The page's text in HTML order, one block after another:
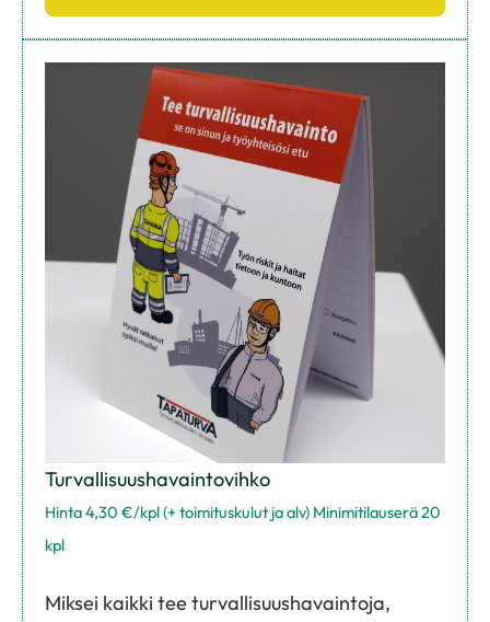
Turvallisuushavaintovihko
Hinta 4,30 €/kpl (+ toimituskulut ja alv) Minimitilauserä 20
kpl
Miksei kaikki tee turvallisuushavaintoja,